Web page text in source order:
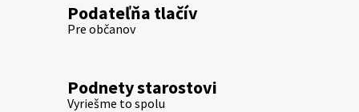
Podateľňa tlačív
Pre občanov
Podnety starostovi
Vyriešme to spolu